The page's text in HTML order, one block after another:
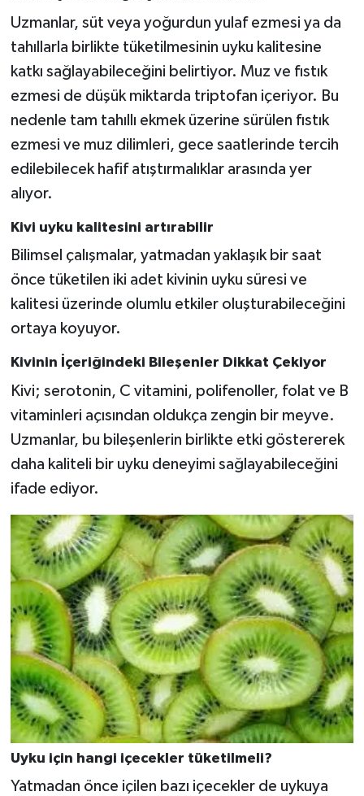
Uzmanlar, süt veya yoğurdun yulaf ezmesi ya da
tahıllarla birlikte tüketilmesinin uyku kalitesine
katkı sağlayabileceğini belirtiyor. Muz ve fıstık
ezmesi de düşük miktarda triptofan içeriyor. Bu
nedenle tam tahıllı ekmek üzerine sürülen fıstık
ezmesi ve muz dilimleri, gece saatlerinde tercih
edilebilecek hafif atıştırmalıklar arasında yer
alıyor.
Kivi uyku kalitesini artırabilir
Bilimsel çalışmalar, yatmadan yaklaşık bir saat
önce tüketilen iki adet kivinin uyku süresi ve
kalitesi üzerinde olumlu etkiler oluşturabileceğini
ortaya koyuyor.
Kivinin İçeriğindeki Bileşenler Dikkat Çekiyor
Kivi; serotonin, C vitamini, polifenoller, folat ve B
vitaminleri açısından oldukça zengin bir meyve.
Uzmanlar, bu bileşenlerin birlikte etki göstererek
daha kaliteli bir uyku deneyimi sağlayabileceğini
ifade ediyor.
Uyku için hangi içecekler tüketilmeli?
Yatmadan önce içilen bazı içecekler de uykuya